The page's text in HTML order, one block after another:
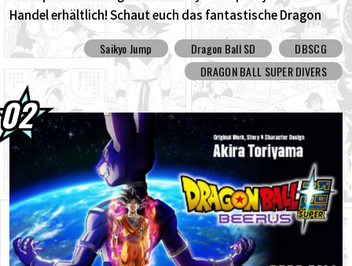
Handel erhältlich! Schaut euch das fantastische Dragon
Ball SD Cover und all die tollen Bonusinhalte an!
Saikyo Jump Dragon Ball SD
DBSCG
DRAGON BALL SUPER DIVERS